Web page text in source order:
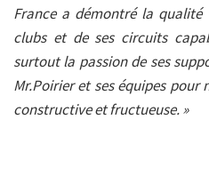
France a démontré la qualité
clubs et de ses circuits
surtout la passion de ses
Mr.Poirier et ses équipes
constructive et fructueuse. »